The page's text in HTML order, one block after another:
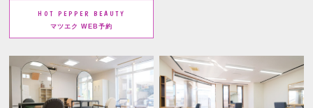
HOT PEPPER BEAUTY
マツエク WEB予約